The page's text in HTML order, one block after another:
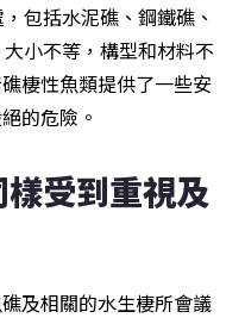
包括水泥礁、鋼鐵礁、
小不等，構型和材料不
棲性魚類提供了一些安
的危險。
受到重視及
及相關的水生棲所會議